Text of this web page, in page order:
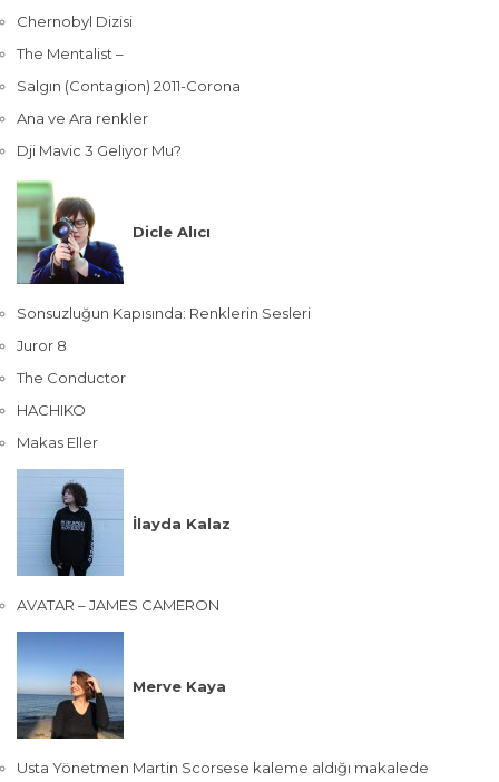
Chernobyl Dizisi
The Mentalist –
Salgın (Contagion) 2011-Corona
Ana ve Ara renkler
Dji Mavic 3 Geliyor Mu?
Dicle Alıcı
Sonsuzluğun Kapısında: Renklerin Sesleri
Juror 8
The Conductor
HACHIKO
Makas Eller
İlayda Kalaz
AVATAR – JAMES CAMERON
Merve Kaya
Usta Yönetmen Martin Scorsese kaleme aldığı makalede